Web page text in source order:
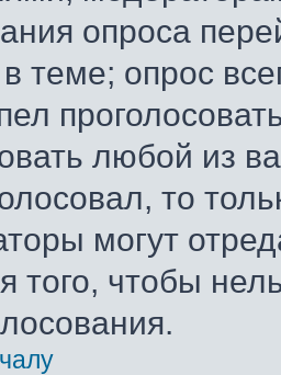
опроса
теме; опрос
любой из
то
могут
того, чтобы